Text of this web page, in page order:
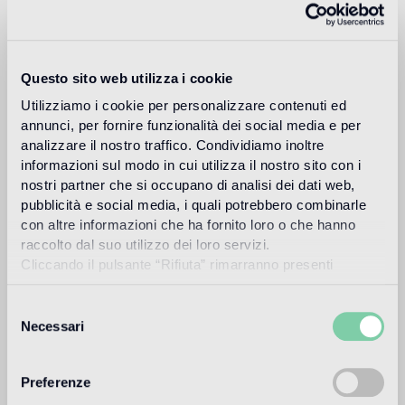
Questo sito web utilizza i cookie
Utilizziamo i cookie per personalizzare contenuti ed
annunci, per fornire funzionalità dei social media e per
analizzare il nostro traffico. Condividiamo inoltre
informazioni sul modo in cui utilizza il nostro sito con i
nostri partner che si occupano di analisi dei dati web,
pubblicità e social media, i quali potrebbero combinarle
con altre informazioni che ha fornito loro o che hanno
raccolto dal suo utilizzo dei loro servizi.
Cliccando il pulsante “Rifiuta” rimarranno presenti
tecnici.
delNecessari
Preferenze
Anwendungsbereich
Boden in Innenräumen
Fußboden mit mittlerer Beanspruchung in Wohnräumen und
gewerblichen Räumen (Geschäfte, Restaurants, usw.).
Boden in Außenbereichen
nicht geeignet
nicht geeignet